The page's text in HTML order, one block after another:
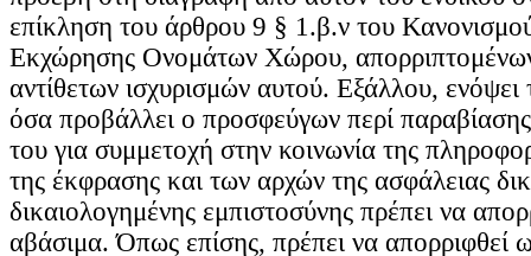
επίκληση του άρθρου 9 § 1.β.ν του Κανονισμού
Εκχώρησης Ονομάτων Χώρου,
αντίθετων ισχυρισμών αυτού. Εξάλλου, ενόψει
όσα προβάλλει ο προσφεύγων περί
του για συμμετοχή στην κοινωνία της
της έκφρασης και των αρχών της ασφάλειας
δικαιολογημένης εμπιστοσύνης πρέπει να
αβάσιμα. Όπως επίσης, πρέπει να απορριφθεί